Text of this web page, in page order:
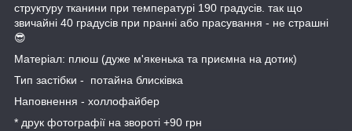
структуру тканини при температурі 190 градусів. так що
звичайні 40 градусів при пранні або прасування - не страшні
😎
Матеріал: плюш (дуже м'якенька та приємна на дотик)
Тип застібки - потайна блисківка
Наповнення - холлофайбер
* друк фотографії на звороті +90 грн